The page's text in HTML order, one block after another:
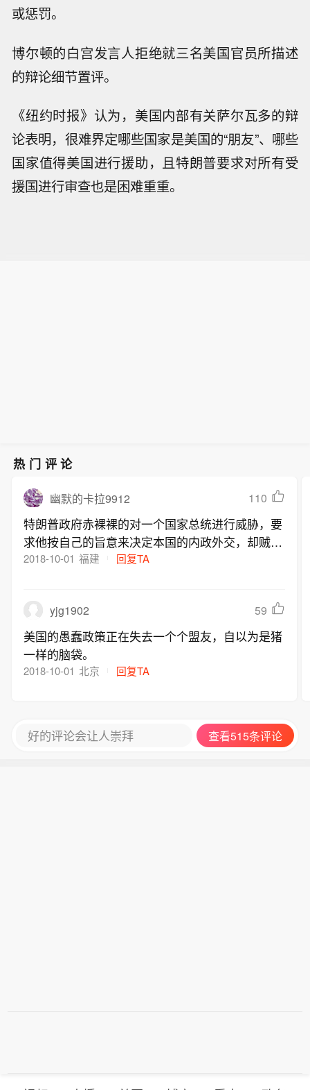
或惩罚。
博尔顿的白宫发言人拒绝就三名美国官员所描述
的辩论细节置评。
《纽约时报》认为，美国内部有关萨尔瓦多的辩
论表明，很难界定哪些国家是美国的“朋友”、哪些
国家值得美国进行援助，且特朗普要求对所有受
援国进行审查也是困难重重。
热门评论
幽默的卡拉9912 110
特朗普政府赤裸裸的对一个国家总统进行威胁，要
求他按自己的旨意来决定本国的内政外交，却贼喊
做贼的说中国干涉别国的内政？！美国的无耻已经
2018-10-01 福建 回复TA
yjg1902 59
美国的愚蠢政策正在失去一个个盟友，自以为是猪
一样的脑袋。
2018-10-01 北京 回复TA
好的评论会让人崇拜 查看515条评论